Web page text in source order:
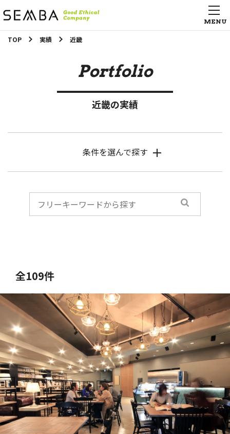
TOP 実績 近畿
Portfolio
近畿の実績
条件を選んで探す
全109件